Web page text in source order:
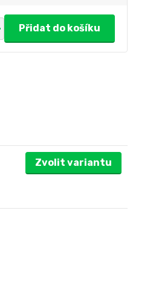
Přidat do košíku
Zvolit variantu